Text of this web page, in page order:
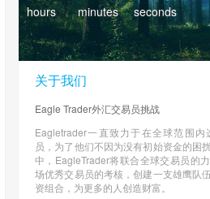
hours minutes seconds
关于我们
Eagle Trader外汇交易员挑战
Eagletrader一直致力于在全球范围内
员，为了他们不因为没有初始资金的困
中，EagleTrader将联合全球交易员的
场优秀交易员的考核，创建一支雄鹰队
资组合，为更多的人创造财富。